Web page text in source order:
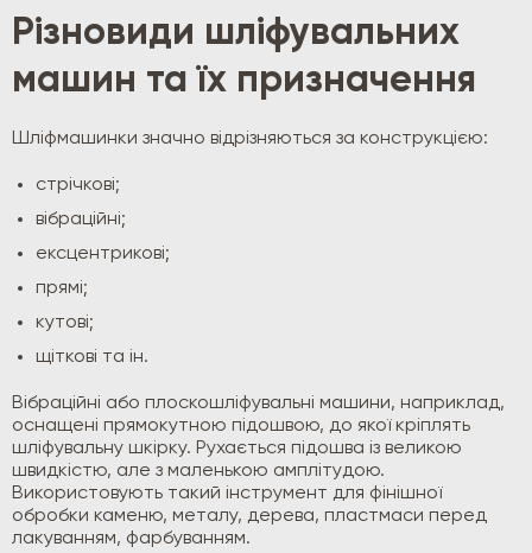
Різновиди шліфувальних
машин та їх призначення
Шліфмашинки значно відрізняються за конструкцією:
стрічкові;
вібраційні;
ексцентрикові;
прямі;
кутові;
щіткові та ін.
Вібраційні або плоскошліфувальні машини, наприклад,
оснащені прямокутною підошвою, до якої кріплять
шліфувальну шкірку. Рухається підошва із великою
швидкістю, але з маленькою амплітудою.
Використовують такий інструмент для фінішної
обробки каменю, металу, дерева, пластмаси перед
лакуванням, фарбуванням.